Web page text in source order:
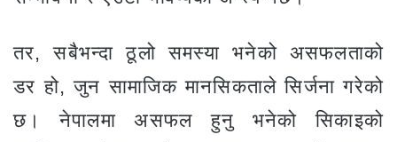
तर, सबैभन्दा ठूलो समस्या भनेको असफलताको
डर हो, जुन सामाजिक मानसिकताले सिर्जना गरेको
छ। नेपालमा असफल हुनु भनेको सिकाइको